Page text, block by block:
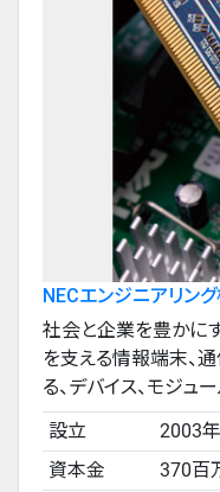
NECエンジニアリン
社会と企業を豊かに
を支える情報端末、
る、デバイス、モジュ
設立
2003年
資本金
370百